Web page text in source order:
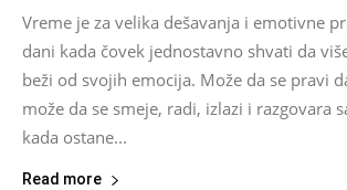
Vreme je za velika dešavanja i emotivne
dani kada čovek jednostavno shvati da
beži od svojih emocija. Može da se pravi
može da se smeje, radi, izlazi i razgovara
kada ostane...
Read more